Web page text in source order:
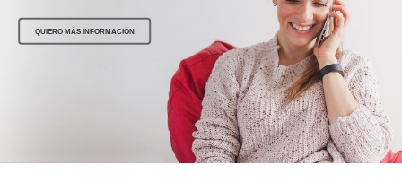
QUIERO MÁS INFORMACIÓN